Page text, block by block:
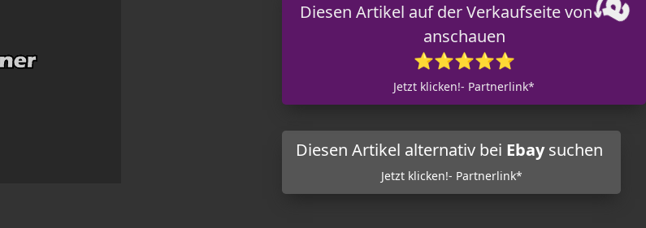
Diesen Artikel auf der Verkaufseite von
anschauen
⭐⭐⭐⭐⭐
Jetzt klicken!- Partnerlink*
Diesen Artikel alternativ bei Ebaysuchen
Jetzt klicken!- Partnerlink*